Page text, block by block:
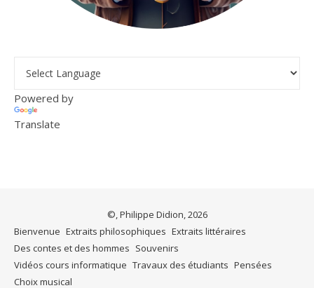
Powered by
Translate
©, Philippe Didion, 2026
Bienvenue Extraits philosophiques Extraits littéraires
Des contes et des hommes Souvenirs
Vidéos cours informatique Travaux des étudiants Pensées
Choix musical